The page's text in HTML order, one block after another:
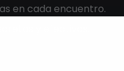
en cada encuentro.
y efectivas.